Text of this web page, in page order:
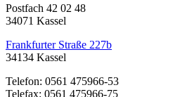
Postfach 42 02 48
34071 Kassel
Frankfurter Straße 227b
34134 Kassel
Telefon: 0561 475966-53
Telefax: 0561 475966-75